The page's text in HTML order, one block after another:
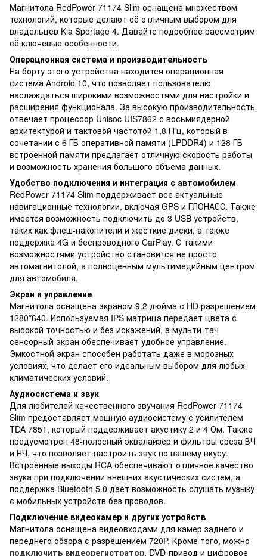
Магнитола RedPower 71174 Slim оснащена множеством
технологий, которые делают её отличным выбором для
владельцев Kia Sportage 4. Давайте подробнее рассмотрим
её ключевые особенности.
Операционная система и производительность
На борту этого устройства находится операционная
система Android 10, что позволяет пользователю
наслаждаться широкими возможностями для настройки и
расширения функционала. За высокую производительность
отвечает процессор Unisoc UIS7862 с восьмиядерной
архитектурой и тактовой частотой 1,8 ГГц, который в
сочетании с 6 ГБ оперативной памяти (LPDDR4) и 128 ГБ
встроенной памяти предлагает отличную скорость работы
и возможность хранения большого объема данных.
Удобство подключения и интеграция с автомобилем
RedPower 71174 Slim поддерживает все актуальные
навигационные технологии, включая GPS и ГЛОНАСС. Также
имеется возможность подключить до 3 USB устройств,
таких как флеш-накопители и жесткие диски, а также
поддержка 4G и беспроводного CarPlay. С такими
возможностями устройство становится не просто
автомагнитолой, а полноценным мультимедийным центром
для автомобиля.
Экран и управление
Магнитола оснащена экраном 9.2 дюйма с HD разрешением
1280*640. Используемая IPS матрица передает цвета с
высокой точностью и без искажений, а мульти-тач
сенсорный экран обеспечивает удобное управление.
Эмкостной экран способен работать даже в морозных
условиях, что делает его идеальным выбором для любых
климатических условий.
Аудиосистема и звук
Для любителей качественного звучания RedPower 71174
Slim предоставляет мощную аудиосистему с усилителем
TDA 7851, который поддерживает акустику 2 и 4 Ом. Также
предусмотрен 48-полосный эквалайзер и фильтры среза ВЧ
и НЧ, что позволяет настроить звук по вашему вкусу.
Встроенные выходы RCA обеспечивают отличное качество
звука при подключении внешних акустических систем, а
поддержка Bluetooth 5.0 дает возможность слушать музыку
с мобильных устройств без проводов.
Подключение видеокамер и других устройств
Магнитола оснащена видеовходами для камер заднего и
переднего обзора с разрешением 720P. Кроме того, можно
подключить видеорегистратор, DVD-привод и цифровое